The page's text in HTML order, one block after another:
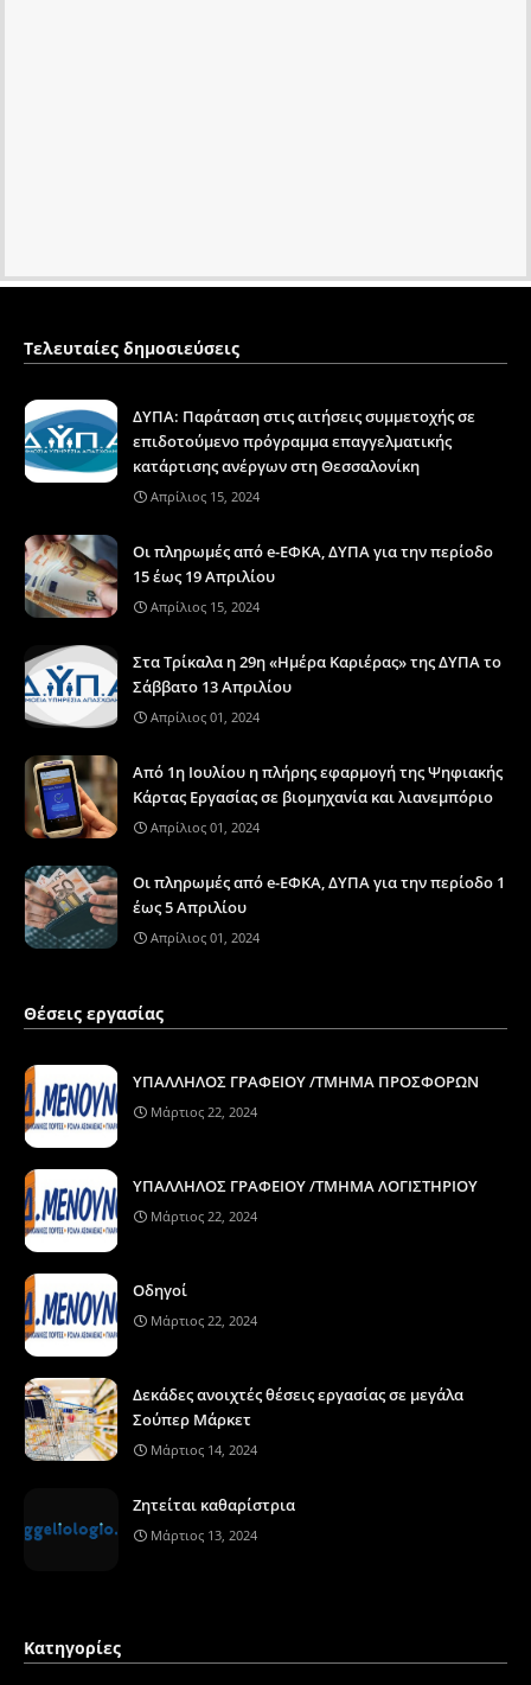
Τελευταίες δημοσιεύσεις
ΔΥΠΑ: Παράταση στις αιτήσεις συμμετοχής σε
επιδοτούμενο πρόγραμμα επαγγελματικής
κατάρτισης ανέργων στη Θεσσαλονίκη
Απρίλιος 15, 2024
Οι πληρωμές από e-ΕΦΚΑ, ΔΥΠΑ για την περίοδο
15 έως 19 Απριλίου
Απρίλιος 15, 2024
Στα Τρίκαλα η 29η «Ημέρα Καριέρας» της ΔΥΠΑ το
Σάββατο 13 Απριλίου
Απρίλιος 01, 2024
Από 1η Ιουλίου η πλήρης εφαρμογή της Ψηφιακής
Κάρτας Εργασίας σε βιομηχανία και λιανεμπόριο
Απρίλιος 01, 2024
Οι πληρωμές από e-ΕΦΚΑ, ΔΥΠΑ για την περίοδο 1
έως 5 Απριλίου
Απρίλιος 01, 2024
Θέσεις εργασίας
ΥΠΑΛΛΗΛΟΣ ΓΡΑΦΕΙΟΥ /ΤΜΗΜΑ ΠΡΟΣΦΟΡΩΝ
Μάρτιος 22, 2024
ΥΠΑΛΛΗΛΟΣ ΓΡΑΦΕΙΟΥ /ΤΜΗΜΑ ΛΟΓΙΣΤΗΡΙΟΥ
Μάρτιος 22, 2024
Οδηγοί
Μάρτιος 22, 2024
Δεκάδες ανοιχτές θέσεις εργασίας σε μεγάλα
Σούπερ Μάρκετ
Μάρτιος 14, 2024
Ζητείται καθαρίστρια
Μάρτιος 13, 2024
Κατηγορίες